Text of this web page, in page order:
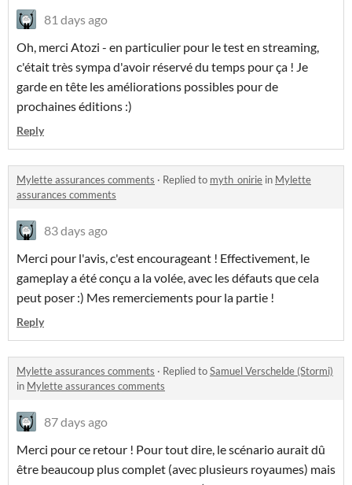
81 days ago
Oh, merci Atozi - en particulier pour le test en streaming,
c'était très sympa d'avoir réservé du temps pour ça ! Je
garde en tête les améliorations possibles pour de
prochaines éditions :)
Reply
Mylette assurances comments · Replied to myth_onirie in Mylette
assurances comments
83 days ago
Merci pour l'avis, c'est encourageant ! Effectivement, le
gameplay a été conçu a la volée, avec les défauts que cela
peut poser :) Mes remerciements pour la partie !
Reply
Mylette assurances comments · Replied toSamuel Verschelde (Stormi)
in Mylette assurances comments
87 days ago
Merci pour ce retour ! Pour tout dire, le scénario aurait dû
être beaucoup plus complet (avec plusieurs royaumes) mais